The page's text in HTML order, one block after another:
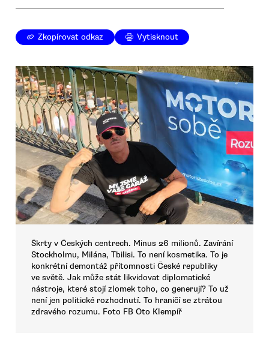
Zkopírovat odkaz Vytisknout
Škrty v Českých centrech. Minus 26 milionů. Zavírání
Stockholmu, Milána, Tbilisi. To není kosmetika. To je
konkrétní demontáž přítomnosti České republiky
ve světě. Jak může stát likvidovat diplomatické
nástroje, které stojí zlomek toho, co generují? To už
není jen politické rozhodnutí. To hraničí se ztrátou
zdravého rozumu. Foto FB Oto Klempíř